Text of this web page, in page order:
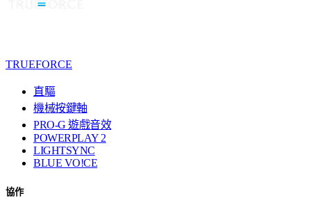
TRUEFORCE
直驅
機械按鍵軸
PRO-G 遊戲音效
POWERPLAY 2
LIGHTSYNC
BLUE VO!CE
協作